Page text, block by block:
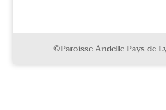
©Paroisse Andelle Pays de